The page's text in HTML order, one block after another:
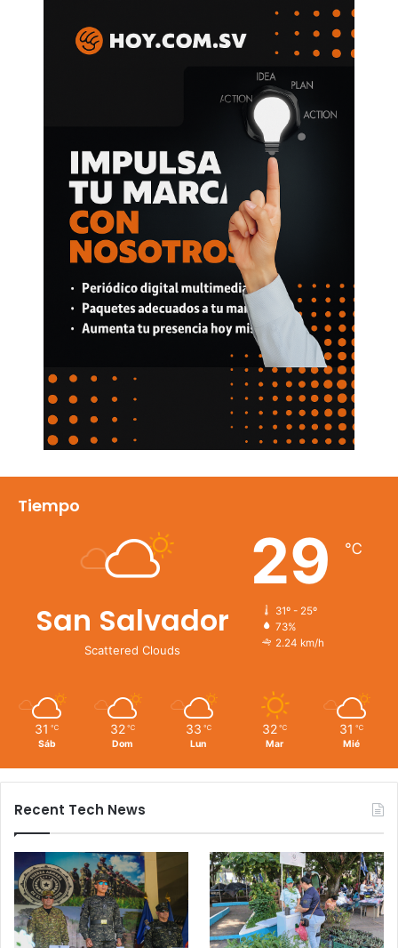
Tiempo
San Salvador
Scattered Clouds
29 ℃
31º - 25º
73%
2.24 km/h
31 ℃
Sáb
32 ℃
Dom
33 ℃
Lun
32 ℃
Mar
31 ℃
Mié
Recent Tech News